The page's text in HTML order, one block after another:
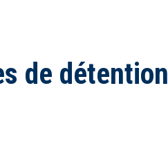
de détention